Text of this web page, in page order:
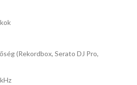
(Rekordbox, Serato DJ Pro,